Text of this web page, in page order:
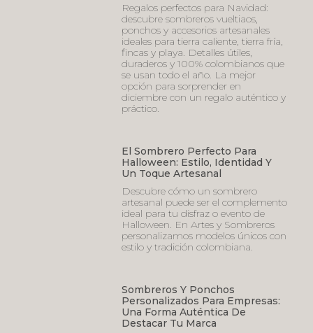
Regalos perfectos para Navidad:
descubre sombreros vueltiaos,
ponchos y accesorios artesanales
ideales para tierra caliente, tierra fría,
fincas y playa. Detalles útiles,
duraderos y 100% colombianos que
se usan todo el año. La mejor
opción para sorprender en
diciembre con un regalo auténtico y
práctico.
El Sombrero Perfecto Para
Halloween: Estilo, Identidad Y
Un Toque Artesanal
Descubre cómo un sombrero
artesanal puede ser el complemento
ideal para tu disfraz o evento de
Halloween. En Artes y Sombreros
personalizamos modelos únicos con
estilo y tradición colombiana.
Sombreros Y Ponchos
Personalizados Para Empresas:
Una Forma Auténtica De
Destacar Tu Marca